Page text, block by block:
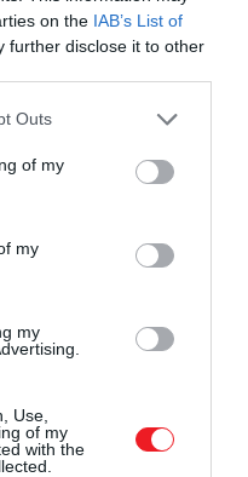
on the IAB’s List of
further disclose it to other
one or more Google
You may click to
its third-party tags to
in below Google
Outs
of my
my
my
Use,
of my
with the